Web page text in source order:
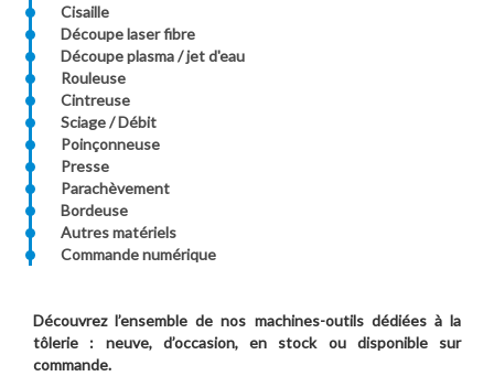
Cisaille
Découpe laser fibre
Découpe plasma / jet d'eau
Rouleuse
Cintreuse
Sciage / Débit
Poinçonneuse
Presse
Parachèvement
Bordeuse
Autres matériels
Commande numérique
Découvrez l’ensemble de nos machines-outils dédiées à la
tôlerie : neuve, d’occasion, en stock ou disponible sur
commande.